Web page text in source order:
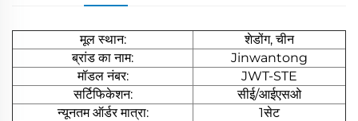
मूल स्थान:
शेडोंग, चीन
ब्रांड का नाम:
Jinwantong
मॉडल नंबर:
JWT-STE
सर्टिफिकेशन:
सीई/आईएसओ
न्यूनतम ऑर्डर मात्रा:
1सेट